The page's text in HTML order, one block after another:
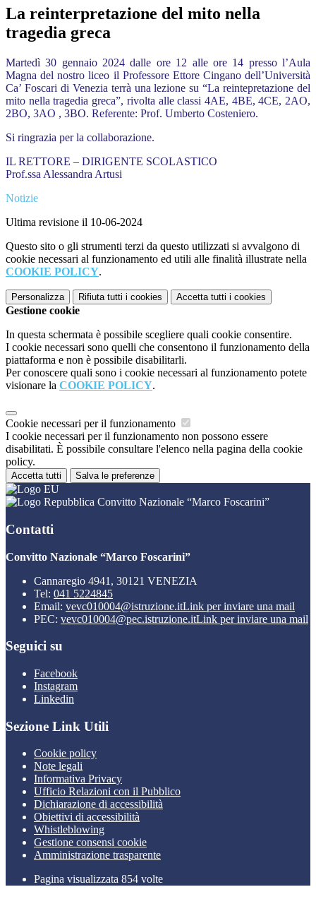
La reinterpretazione del mito nella
tragedia greca
Martedì 30 gennaio 2024 dalle ore 12 alle ore 14 presso l’Aula
Magna del nostro liceo il Professore Ettore Cingano dell’Università
Ca’ Foscari di Venezia terrà una lezione su “La reintepretazione del
mito nella tragedia greca”, rivolta alle classi 4AE, 4BE, 4CE, 2AO,
2BO, 3AO , 3BO. Referente: Prof. Umberto Costeniero.
Si ringrazia per la collaborazione.
IL RETTORE – DIRIGENTE SCOLASTICO
Prof.ssa Alessandra Artusi
Notizie
Ultima revisione il 10-06-2024
Questo sito o gli strumenti terzi da questo utilizzati si avvalgono di
cookie necessari al funzionamento ed utili alle finalità illustrate nella
COOKIE POLICY.
Personalizza Rifiuta tutti i cookies Accetta tutti i cookies
Gestione cookie
In questa schermata è possibile scegliere quali cookie consentire.
I cookie necessari sono quelli che consentono il funzionamento della
piattaforma e non è possibile disabilitarli.
Per conoscere quali sono i cookie necessari al funzionamento potete
visionare la COOKIE POLICY.
Cookie necessari per il funzionamento
I cookie necessari per il funzionamento non possono essere
disabilitati. È possibile consultare l'elenco nella pagina della cookie
policy.
Accetta tutti Salva le preferenze
Convitto Nazionale “Marco Foscarini”
Contatti
Convitto Nazionale “Marco Foscarini”
Cannaregio 4941, 30121 VENEZIA
Tel: 041 5224845
Email: vevc010004@istruzione.itLink per inviare una mail
PEC: vevc010004@pec.istruzione.itLink per inviare una mail
Seguici su
Facebook
Instagram
Linkedin
Sezione Link Utili
Cookie policy
Note legali
Informativa Privacy
Ufficio Relazioni con il Pubblico
Dichiarazione di accessibilità
Obiettivi di accessibilità
Whistleblowing
Gestione consensi cookie
Amministrazione trasparente
Pagina visualizzata 854 volte